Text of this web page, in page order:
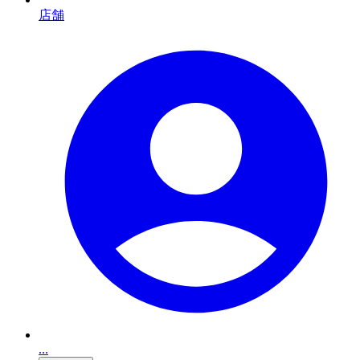
店舗
...